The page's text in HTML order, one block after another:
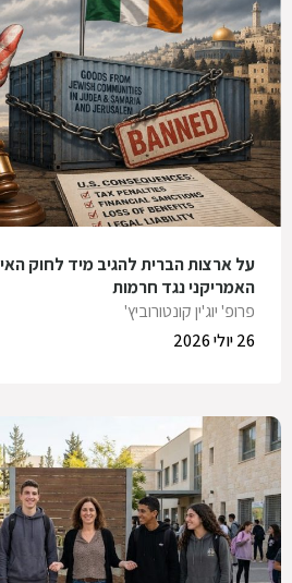
על ארצות הברית להגיב מיד לחוק
האמריקני נגד חרמות
פרופ' יוג'ין קונטורוביץ'
26 יולי 2026